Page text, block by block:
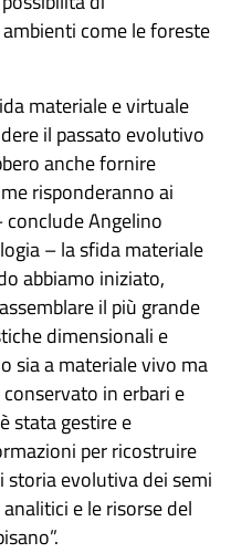
come le foreste
materiale e virtuale
il passato evolutivo
anche fornire
risponderanno ai
Angelino
– la sfida materiale
abbiamo iniziato,
il più grande
dimensionali e
sia a materiale vivo ma
in erbari e
stata gestire e
per ricostruire
evolutiva dei semi
e le risorse del